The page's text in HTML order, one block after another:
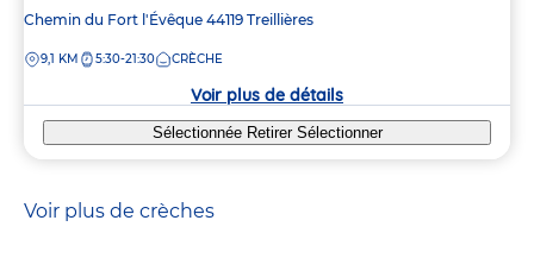
Adresse
la
Chemin du Fort l'Évêque 44119 Treillières
DISTANCE
9,1 KM 5:30-21:30 CRÈCHE
Voir plus de détails
Sélectionnée Retirer Sélectionner
Voir plus de crèches